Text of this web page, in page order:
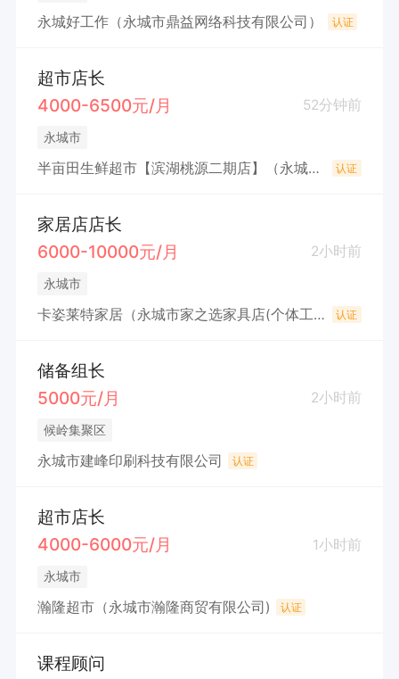
永城好工作（永城市鼎益网络科技有限公司） 认证
超市店长
4000-6500元/月
52分钟前
永城市
半亩田生鲜超市【滨湖桃源二期店】（永城市半亩田家百货店（个体工商户）） 认证
家居店店长
6000-10000元/月
2小时前
永城市
卡姿莱特家居（永城市家之选家具店(个体工商户) 认证
储备组长
5000元/月
2小时前
候岭集聚区
永城市建峰印刷科技有限公司 认证
超市店长
4000-6000元/月
1小时前
永城市
瀚隆超市（永城市瀚隆商贸有限公司) 认证
课程顾问